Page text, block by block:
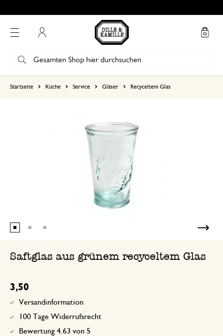
Startseite Küche Service Gläser Recyceltem Glas
Saftglas aus grünem recyceltem Glas
3,50
Versandinformation
100 Tage Widerrufsrecht
Bewertung 4.63 von 5